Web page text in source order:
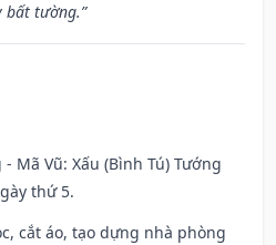
bất tường.”
Mã Vũ: Xấu (Bình Tú) Tướng
thứ 5.
cắt áo, tạo dựng nhà phòng